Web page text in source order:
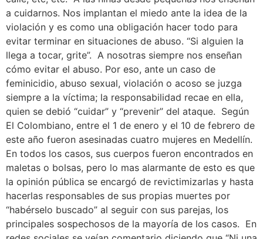
a cuidarnos. Nos implantan el miedo ante la idea de la
violación y es como una obligación hacer todo para
evitar terminar en situaciones de abuso. “Si alguien la
llega a tocar, grite”. A nosotras siempre nos enseñan
cómo evitar el abuso. Por eso, ante un caso de
feminicidio, abuso sexual, violación o acoso se juzga
siempre a la víctima; la responsabilidad recae en ella,
quien se debió “cuidar” y “prevenir” del ataque. Según
El Colombiano, entre el 1 de enero y el 10 de febrero de
este año fueron asesinadas cuatro mujeres en Medellín.
En todos los casos, sus cuerpos fueron encontrados en
maletas o bolsas, pero lo mas alarmante de esto es que
la opinión pública se encargó de revictimizarlas y hasta
hacerlas responsables de sus propias muertes por
“habérselo buscado” al seguir con sus parejas, los
principales sospechosos de la mayoría de los casos. En